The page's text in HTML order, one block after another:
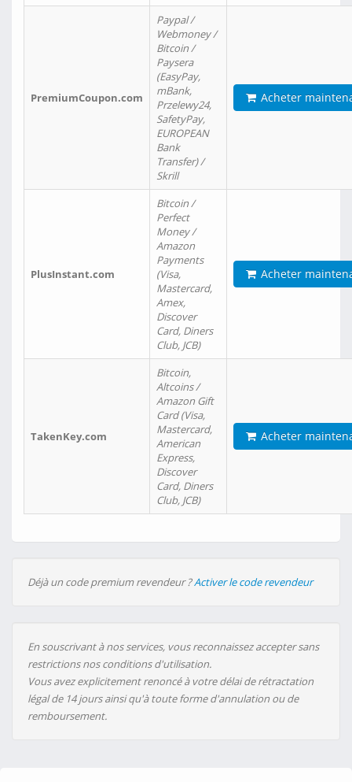
PremiumCoupon.com
Paypal /
Webmoney /
Bitcoin /
Paysera
(EasyPay,
mBank,
Przelewy24,
SafetyPay,
EUROPEAN
Bank
Transfer) /
Skrill
Acheter
PlusInstant.com
Bitcoin /
Perfect
Money /
Amazon
Payments
(Visa,
Mastercard,
Amex,
Discover
Card, Diners
Club, JCB)
Acheter
TakenKey.com
Bitcoin,
Altcoins /
Amazon Gift
Card (Visa,
Mastercard,
American
Express,
Discover
Card, Diners
Club, JCB)
Acheter
Déjà un code premium revendeur ?Activer le code revendeur
En souscrivant à nos services, vous reconnaissez accepter sans
restrictions nos conditions d'utilisation.
Vous avez explicitement renoncé à votre délai de rétractation
légal de 14 jours ainsi qu'à toute forme d'annulation ou de
remboursement.